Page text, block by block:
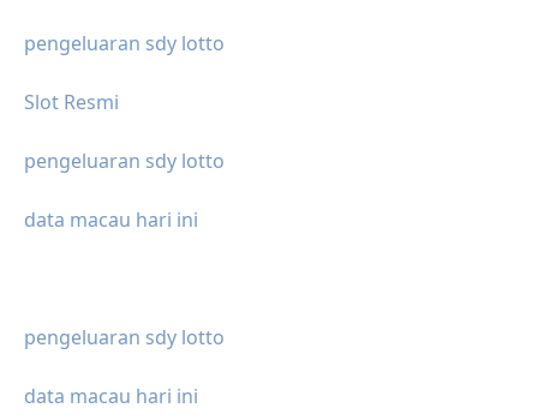
pengeluaran sdy lotto
Slot Resmi
pengeluaran sdy lotto
data macau hari ini
pengeluaran sdy lotto
data macau hari ini